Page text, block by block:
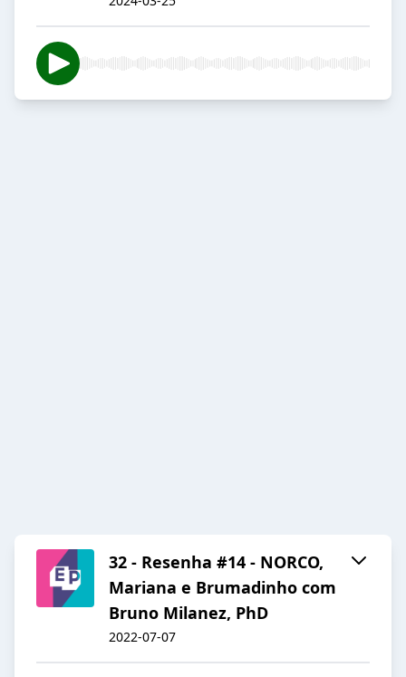
32 - Resenha #14 - NORCO,
Mariana e Brumadinho com
Bruno Milanez, PhD
2022-07-07